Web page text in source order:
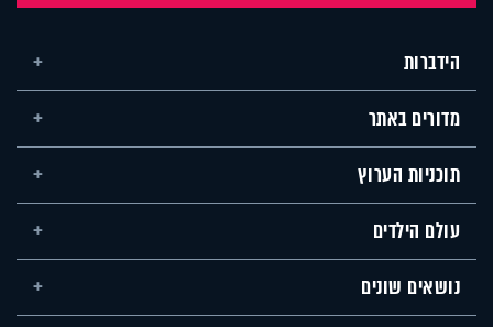
הידברות
מדורים באתר
תוכניות הערוץ
עולם הילדים
נושאים שונים